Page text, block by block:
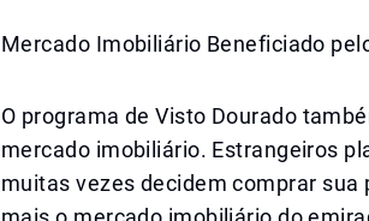
Mercado Imobiliário Beneficiado
O programa de Visto Dourado
mercado imobiliário. Estrangeiros
muitas vezes decidem comprar